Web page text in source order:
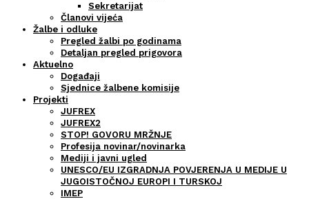
Sekretarijat
Članovi vijeća
Žalbe i odluke
Pregled žalbi po godinama
Detaljan pregled prigovora
Aktuelno
Događaji
Sjednice žalbene komisije
Projekti
JUFREX
JUFREX2
STOP! GOVORU MRŽNJE
Profesija novinar/novinarka
Mediji i javni ugled
UNESCO/EU IZGRADNJA POVJERENJA U MEDIJE U
JUGOISTOČNOJ EUROPI I TURSKOJ
IMEP